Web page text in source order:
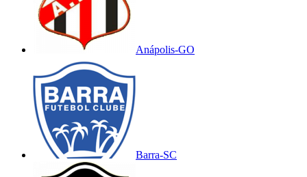
Anápolis-GO
Barra-SC